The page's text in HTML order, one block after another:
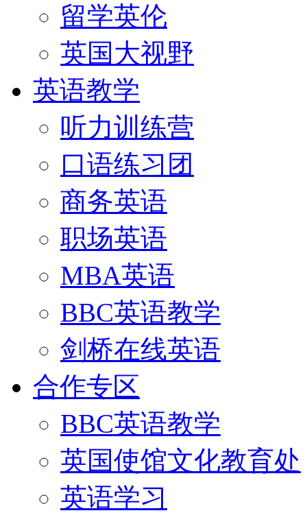
留学英伦
英国大视野
英语教学
听力训练营
口语练习团
商务英语
职场英语
MBA英语
BBC英语教学
剑桥在线英语
合作专区
BBC英语教学
英国使馆文化教育处
英语学习